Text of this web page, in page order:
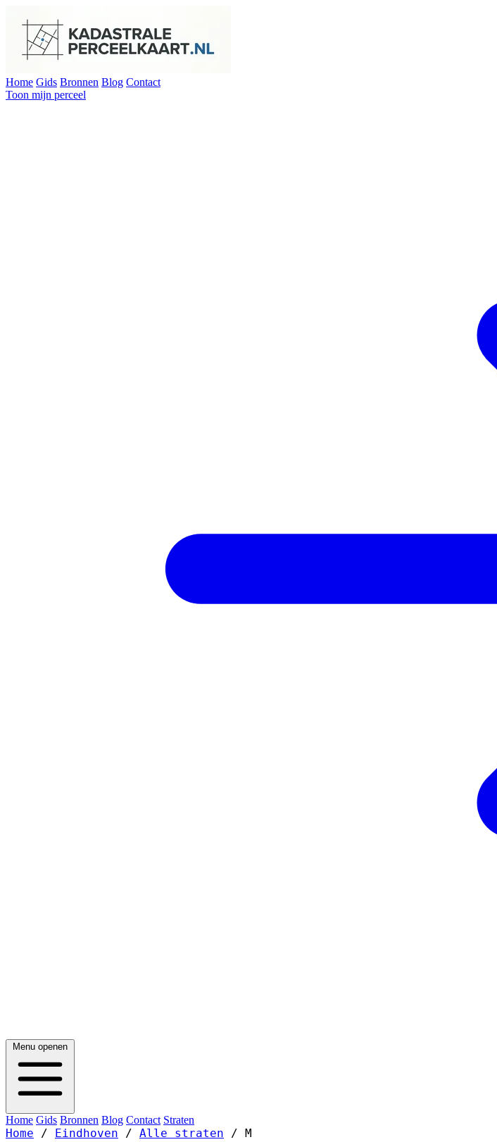
Home Gids Bronnen Blog Contact
Toon mijn perceel
Menu openen
Home Gids Bronnen Blog Contact Straten
Home / Eindhoven / Alle straten / M